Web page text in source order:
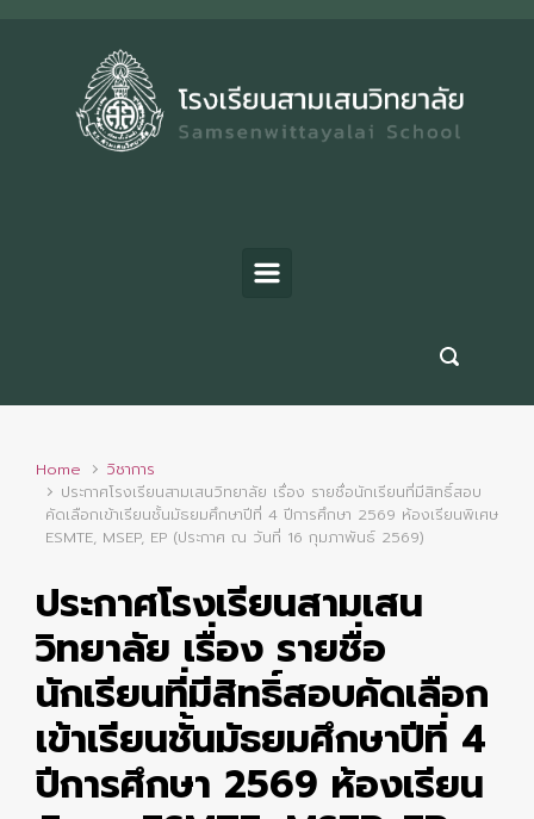
Home
วิชาการ
ประกาศโรงเรียนสามเสนวิทยาลัย เรื่อง รายชื่อนักเรียนที่มีสิทธิ์สอบ
คัดเลือกเข้าเรียนชั้นมัธยมศึกษาปีที่ 4 ปีการศึกษา 2569 ห้องเรียนพิเศษ
ESMTE, MSEP, EP (ประกาศ ณ วันที่ 16 กุมภาพันธ์ 2569)
ประกาศโรงเรียนสามเสน
วิทยาลัย เรื่อง รายชื่อ
นักเรียนที่มีสิทธิ์สอบคัดเลือก
เข้าเรียนชั้นมัธยมศึกษาปีที่ 4
ปีการศึกษา 2569 ห้องเรียน